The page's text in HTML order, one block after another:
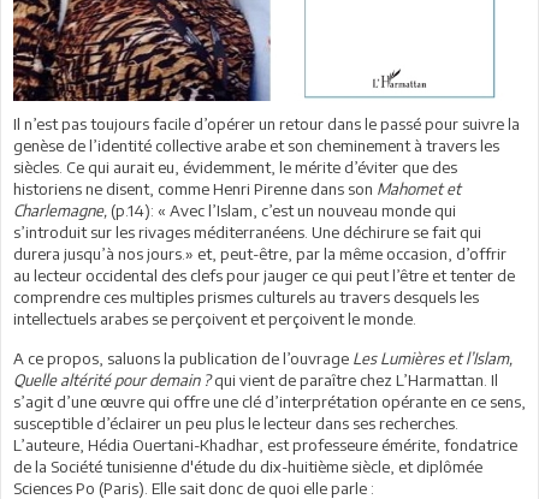
Il n’est pas toujours facile d’opérer un retour dans le passé pour suivre la
genèse de l’identité collective arabe et son cheminement à travers les
siècles. Ce qui aurait eu, évidemment, le mérite d’éviter que des
historiens ne disent, comme Henri Pirenne dans son Mahomet et
Charlemagne, (p.14): « Avec l’Islam, c’est un nouveau monde qui
s’introduit sur les rivages méditerranéens. Une déchirure se fait qui
durera jusqu’à nos jours.» et, peut-être, par la même occasion, d’offrir
au lecteur occidental des clefs pour jauger ce qui peut l’être et tenter de
comprendre ces multiples prismes culturels au travers desquels les
intellectuels arabes se perçoivent et perçoivent le monde.
A ce propos, saluons la publication de l’ouvrage Les Lumières et l’Islam,
Quelle altérité pour demain ?qui vient de paraître chez L’Harmattan. Il
s’agit d’une œuvre qui offre une clé d’interprétation opérante en ce sens,
susceptible d’éclairer un peu plus le lecteur dans ses recherches.
L’auteure, Hédia Ouertani-Khadhar, est professeure émérite, fondatrice
de la Société tunisienne d'étude du dix-huitième siècle, et diplômée
Sciences Po (Paris). Elle sait donc de quoi elle parle :